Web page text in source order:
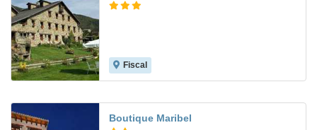
Fiscal
Boutique Maribel